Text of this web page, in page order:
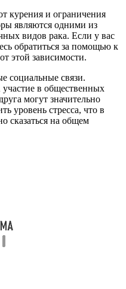
курения и ограничения
являются одними из
видов рака. Если у вас
обратиться за помощью к
этой зависимости.
социальные связи.
в общественных
могут значительно
уровень стресса, что в
сказаться на общем